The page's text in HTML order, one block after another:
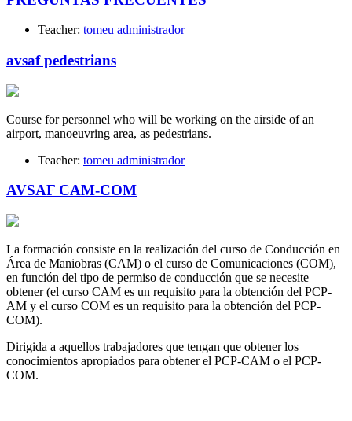
Teacher: tomeu administrador
avsaf pedestrians
Course for personnel who will be working on the airside of an
airport, manoeuvring area, as pedestrians.
Teacher: tomeu administrador
AVSAF CAM-COM
La formación consiste en la realización del curso de Conducción en
Área de Maniobras (CAM) o el curso de Comunicaciones (COM),
en función del tipo de permiso de conducción que se necesite
obtener (el curso CAM es un requisito para la obtención del PCP-
AM y el curso COM es un requisito para la obtención del PCP-
COM).
Dirigida a aquellos trabajadores que tengan que obtener los
conocimientos apropiados para obtener el PCP-CAM o el PCP-
COM.